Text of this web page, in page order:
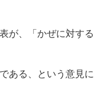
が、「かぜに対する
ある、という意見に